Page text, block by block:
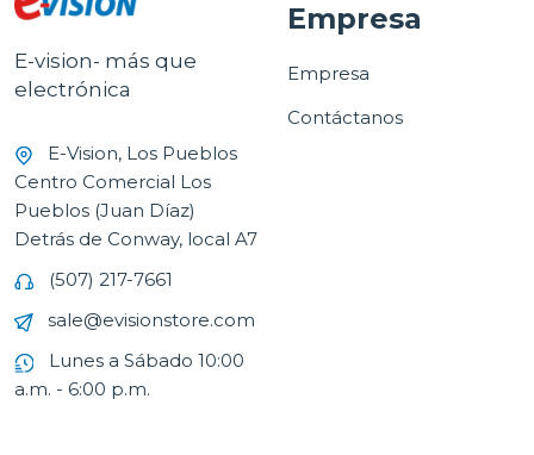
E-vision- más que
electrónica
E-Vision, Los Pueblos
Centro Comercial Los
Pueblos (Juan Díaz)
Detrás de Conway, local A7
(507) 217-7661
sale@evisionstore.com
Lunes a Sábado 10:00
a.m. - 6:00 p.m.
Empresa
Empresa
Contáctanos